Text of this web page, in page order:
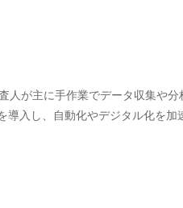
が主に手作業でデータ収集や
入し、自動化やデジタル化を加